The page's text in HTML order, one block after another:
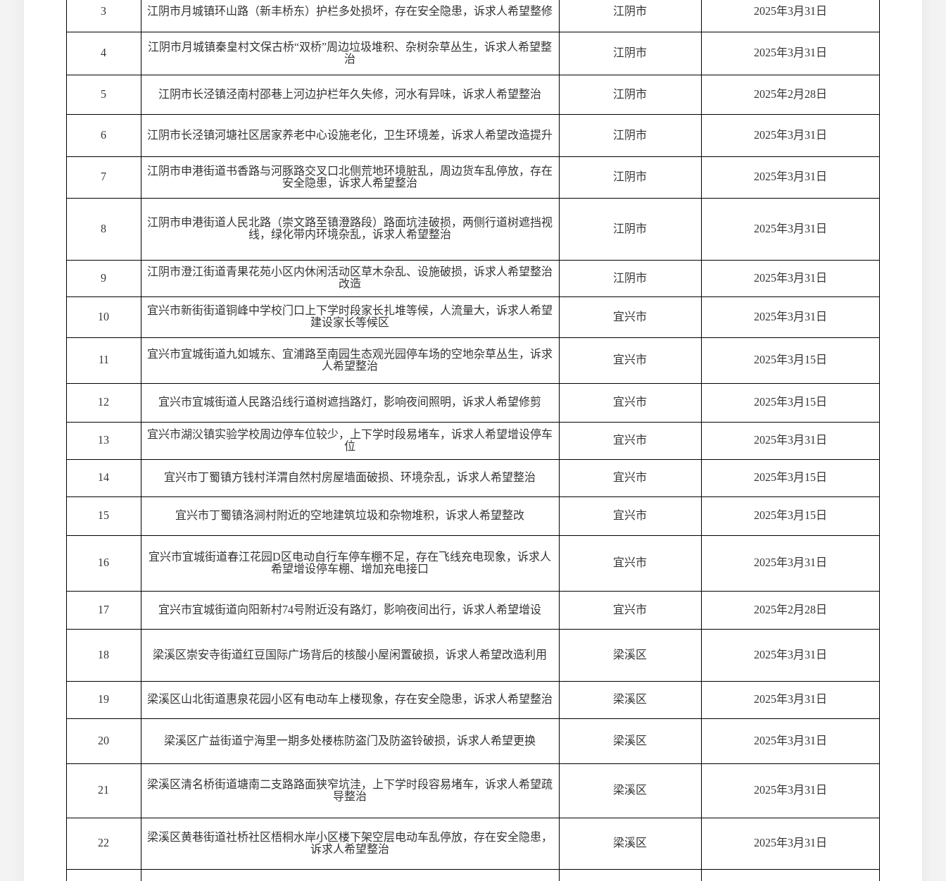
3 江阴市月城镇环山路（新丰桥东）护栏多处损坏，存在安全隐患，诉求人希望整修 江阴市 2025年3月31日
4
江阴市月城镇秦皇村文保古桥“双桥”周边垃圾堆积、杂树杂草丛生，诉求人希望整
治
江阴市 2025年3月31日
5 江阴市长泾镇泾南村邵巷上河边护栏年久失修，河水有异味，诉求人希望整治 江阴市 2025年2月28日
6 江阴市长泾镇河塘社区居家养老中心设施老化，卫生环境差，诉求人希望改造提升 江阴市 2025年3月31日
7
江阴市申港街道书香路与河豚路交叉口北侧荒地环境脏乱，周边货车乱停放，存在
安全隐患，诉求人希望整治
江阴市 2025年3月31日
8
江阴市申港街道人民北路（崇文路至镇澄路段）路面坑洼破损，两侧行道树遮挡视
线，绿化带内环境杂乱，诉求人希望整治
江阴市 2025年3月31日
9
江阴市澄江街道青果花苑小区内休闲活动区草木杂乱、设施破损，诉求人希望整治
改造
江阴市 2025年3月31日
10
宜兴市新街街道铜峰中学校门口上下学时段家长扎堆等候，人流量大，诉求人希望
建设家长等候区
宜兴市 2025年3月31日
11
宜兴市宜城街道九如城东、宜浦路至南园生态观光园停车场的空地杂草丛生，诉求
人希望整治
宜兴市 2025年3月15日
12 宜兴市宜城街道人民路沿线行道树遮挡路灯，影响夜间照明，诉求人希望修剪 宜兴市 2025年3月15日
13
宜兴市湖㳇镇实验学校周边停车位较少，上下学时段易堵车，诉求人希望增设停车
位
宜兴市 2025年3月31日
14 宜兴市丁蜀镇方钱村洋渭自然村房屋墙面破损、环境杂乱，诉求人希望整治 宜兴市 2025年3月15日
15 宜兴市丁蜀镇洛涧村附近的空地建筑垃圾和杂物堆积，诉求人希望整改 宜兴市 2025年3月15日
16
宜兴市宜城街道春江花园D区电动自行车停车棚不足，存在飞线充电现象，诉求人
希望增设停车棚、增加充电接口
宜兴市 2025年3月31日
17 宜兴市宜城街道向阳新村74号附近没有路灯，影响夜间出行，诉求人希望增设 宜兴市 2025年2月28日
18 梁溪区崇安寺街道红豆国际广场背后的核酸小屋闲置破损，诉求人希望改造利用 梁溪区 2025年3月31日
19 梁溪区山北街道惠泉花园小区有电动车上楼现象，存在安全隐患，诉求人希望整治 梁溪区 2025年3月31日
20 梁溪区广益街道宁海里一期多处楼栋防盗门及防盗铃破损，诉求人希望更换 梁溪区 2025年3月31日
21
梁溪区清名桥街道塘南二支路路面狭窄坑洼，上下学时段容易堵车，诉求人希望疏
导整治
梁溪区 2025年3月31日
22
梁溪区黄巷街道社桥社区梧桐水岸小区楼下架空层电动车乱停放，存在安全隐患，
诉求人希望整治
梁溪区 2025年3月31日